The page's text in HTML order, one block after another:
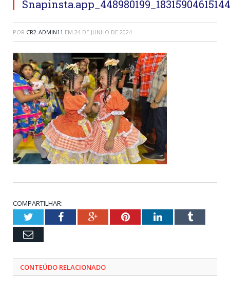
POR CR2-ADMIN11 EM 24 DE JUNHO DE 2024
COMPARTILHAR:
TwitterFacebookGoogle+PinterestLinkedInTumblr
Email
CONTEÚDO RELACIONADO